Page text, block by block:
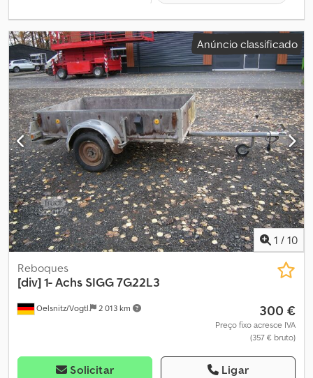
Anúncio classificado
1 / 10
Oelsnitz/Vogtl. 2 013 km
Reboques
[div]1- Achs SIGG 7G22L3
300 €
Preço fixo acresce IVA
(357 € bruto)
Solicitar Ligar